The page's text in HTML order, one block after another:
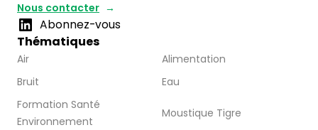
Nous contacter
Abonnez-vous
Thématiques
Air
Alimentation
Bruit
Eau
Formation Santé
Environnement
Moustique Tigre